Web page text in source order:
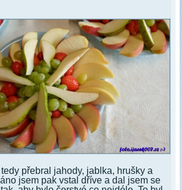
přebral jahody, jablka, hrušky a
jsem pak vstal dříve a dal jsem se